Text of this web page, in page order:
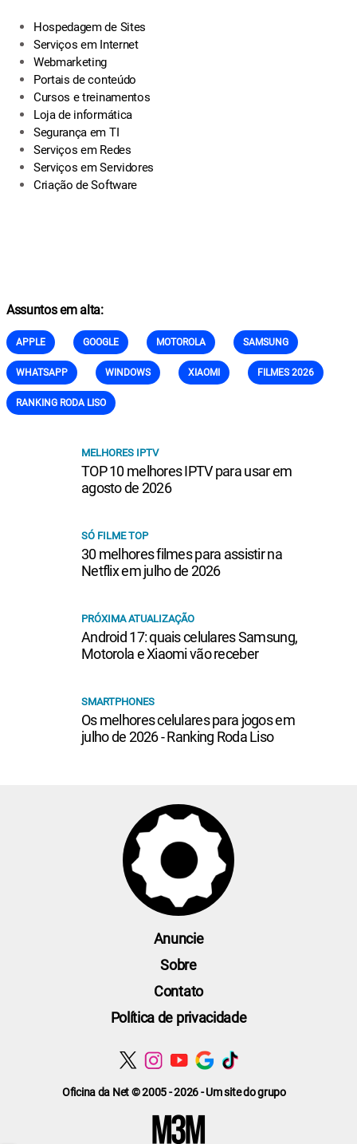
Hospedagem de Sites
Serviços em Internet
Webmarketing
Portais de conteúdo
Cursos e treinamentos
Loja de informática
Segurança em TI
Serviços em Redes
Serviços em Servidores
Criação de Software
Assuntos em alta:
APPLE GOOGLE MOTOROLA SAMSUNG
WHATSAPP WINDOWS XIAOMI FILMES 2026
RANKING RODA LISO
MELHORES IPTV
TOP 10 melhores IPTV para usar em
agosto de 2026
SÓ FILME TOP
30 melhores filmes para assistir na
Netflix em julho de 2026
PRÓXIMA ATUALIZAÇÃO
Android 17: quais celulares Samsung,
Motorola e Xiaomi vão receber
SMARTPHONES
Os melhores celulares para jogos em
julho de 2026 - Ranking Roda Liso
Oficina da Net © 2005 - 2026 - Um site do grupo
Anuncie
Sobre
Contato
Política de privacidade